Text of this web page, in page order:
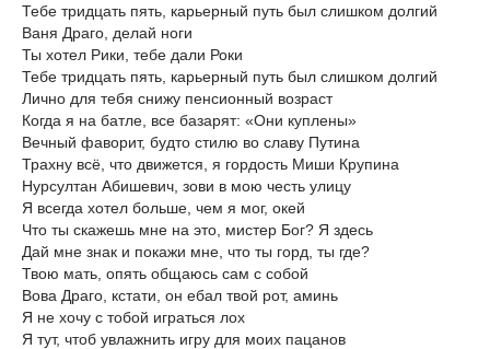
Тебе тридцать пять, карьерный путь был слишком долгий
Ваня Драго, делай ноги
Ты хотел Рики, тебе дали Роки
Тебе тридцать пять, карьерный путь был слишком долгий
Лично для тебя снижу пенсионный возраст
Когда я на батле, все базарят: «Они куплены»
Вечный фаворит, будто стилю во славу Путина
Трахну всё, что движется, я гордость Миши Крупина
Нурсултан Абишевич, зови в мою честь улицу
Я всегда хотел больше, чем я мог, окей
Что ты скажешь мне на это, мистер Бог? Я здесь
Дай мне знак и покажи мне, что ты горд, ты где?
Твою мать, опять общаюсь сам с собой
Вова Драго, кстати, он ебал твой рот, аминь
Я не хочу с тобой играться лох
Я тут, чтоб увлажнить игру для моих пацанов